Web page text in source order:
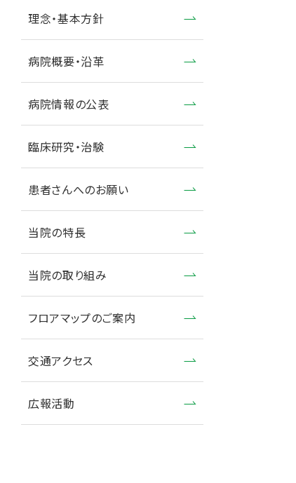
理念・基本方針
病院概要・沿革
病院情報の公表
臨床研究・治験
患者さんへのお願い
当院の特長
当院の取り組み
フロアマップのご案内
交通アクセス
広報活動